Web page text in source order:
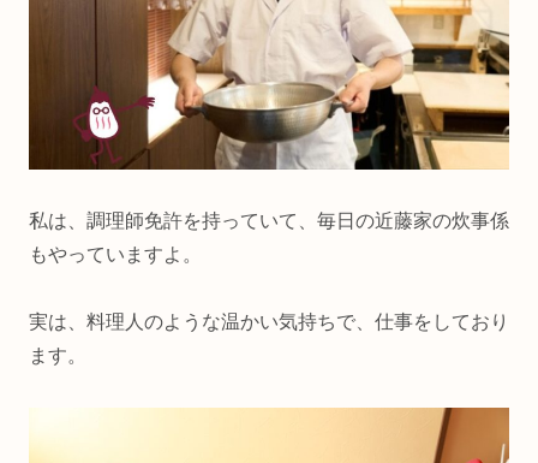
私は、調理師免許を持っていて、毎日の近藤家の炊事係
もやっていますよ。
実は、料理人のような温かい気持ちで、仕事をしており
ます。